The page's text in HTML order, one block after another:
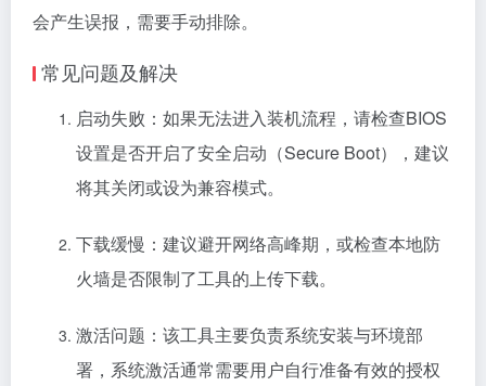
会产生误报，需要手动排除。
常见问题及解决
启动失败：如果无法进入装机流程，请检查BIOS
设置是否开启了安全启动（Secure Boot），建议
将其关闭或设为兼容模式。
下载缓慢：建议避开网络高峰期，或检查本地防
火墙是否限制了工具的上传下载。
激活问题：该工具主要负责系统安装与环境部
署，系统激活通常需要用户自行准备有效的授权